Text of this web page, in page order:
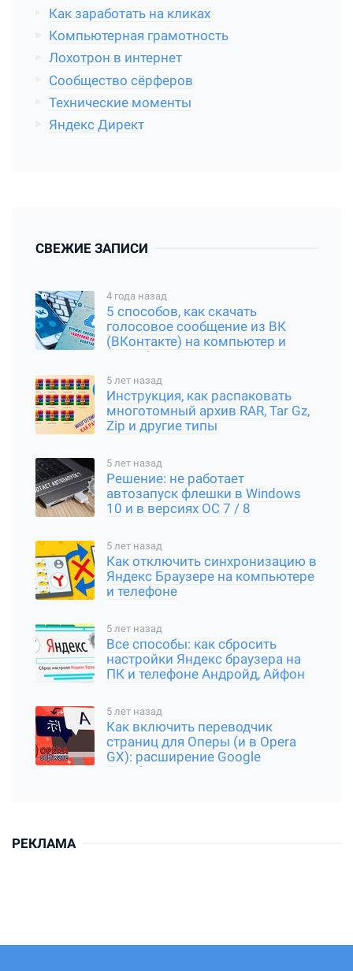
Как заработать на кликах
Компьютерная грамотность
Лохотрон в интернет
Сообщество сёрферов
Технические моменты
Яндекс Директ
СВЕЖИЕ ЗАПИСИ
4 года назад
5 способов, как скачать
голосовое сообщение из ВК
(ВКонтакте) на компьютер и
смартфон
5 лет назад
Инструкция, как распаковать
многотомный архив RAR, Tar Gz,
Zip и другие типы
5 лет назад
Решение: не работает
автозапуск флешки в Windows
10 и в версиях ОС 7 / 8
5 лет назад
Как отключить синхронизацию в
Яндекс Браузере на компьютере
и телефоне
5 лет назад
Все способы: как сбросить
настройки Яндекс браузера на
ПК и телефоне Андройд, Айфон
5 лет назад
Как включить переводчик
страниц для Оперы (и в Opera
GX): расширение Google
Translator
РЕКЛАМА